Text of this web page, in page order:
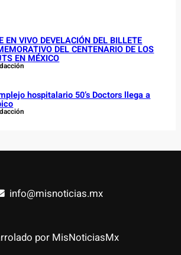
EN VIVO DEVELACIÓN DEL BILLETE
DEL CENTENARIO DE LOS
EN MÉXICO
hospitalario 50’s Doctors llega a
info@misnoticias.mx
por MisNoticiasMx